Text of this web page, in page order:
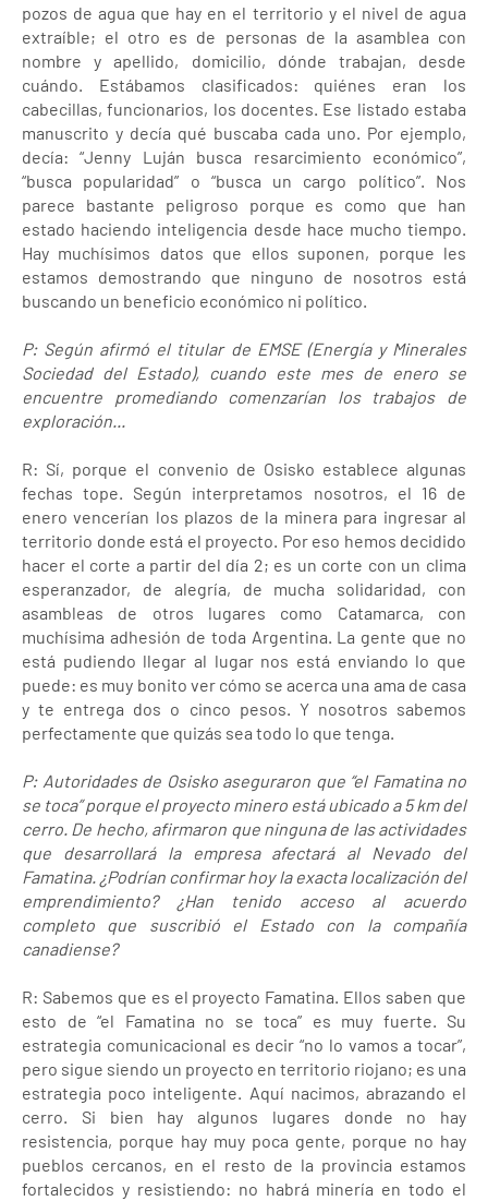
pozos de agua que hay en el territorio y el nivel de agua
extraíble; el otro es de personas de la asamblea con
nombre y apellido, domicilio, dónde trabajan, desde
cuándo. Estábamos clasificados: quiénes eran los
cabecillas, funcionarios, los docentes. Ese listado estaba
manuscrito y decía qué buscaba cada uno. Por ejemplo,
decía: “Jenny Luján busca resarcimiento económico”,
“busca popularidad” o “busca un cargo político”. Nos
parece bastante peligroso porque es como que han
estado haciendo inteligencia desde hace mucho tiempo.
Hay muchísimos datos que ellos suponen, porque les
estamos demostrando que ninguno de nosotros está
buscando un beneficio económico ni político.
P: Según afirmó el titular de EMSE (Energía y Minerales
Sociedad del Estado), cuando este mes de enero se
encuentre promediando comenzarían los trabajos de
exploración...
R: Sí, porque el convenio de Osisko establece algunas
fechas tope. Según interpretamos nosotros, el 16 de
enero vencerían los plazos de la minera para ingresar al
territorio donde está el proyecto. Por eso hemos decidido
hacer el corte a partir del día 2; es un corte con un clima
esperanzador, de alegría, de mucha solidaridad, con
asambleas de otros lugares como Catamarca, con
muchísima adhesión de toda Argentina. La gente que no
está pudiendo llegar al lugar nos está enviando lo que
puede: es muy bonito ver cómo se acerca una ama de casa
y te entrega dos o cinco pesos. Y nosotros sabemos
perfectamente que quizás sea todo lo que tenga.
P: Autoridades de Osisko aseguraron que “el Famatina no
se toca” porque el proyecto minero está ubicado a 5 km del
cerro. De hecho, afirmaron que ninguna de las actividades
que desarrollará la empresa afectará al Nevado del
Famatina. ¿Podrían confirmar hoy la exacta localización del
emprendimiento? ¿Han tenido acceso al acuerdo
completo que suscribió el Estado con la compañía
canadiense?
R: Sabemos que es el proyecto Famatina. Ellos saben que
esto de “el Famatina no se toca” es muy fuerte. Su
estrategia comunicacional es decir “no lo vamos a tocar”,
pero sigue siendo un proyecto en territorio riojano; es una
estrategia poco inteligente. Aquí nacimos, abrazando el
cerro. Si bien hay algunos lugares donde no hay
resistencia, porque hay muy poca gente, porque no hay
pueblos cercanos, en el resto de la provincia estamos
fortalecidos y resistiendo: no habrá minería en todo el